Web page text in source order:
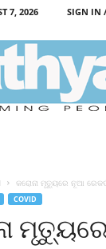
7, 2026 SIGN IN
କରୋନା ମୃତ୍ୟୁରେ ନୂଆ
COVID